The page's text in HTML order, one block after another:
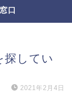
口
探してい
2021年2月4日